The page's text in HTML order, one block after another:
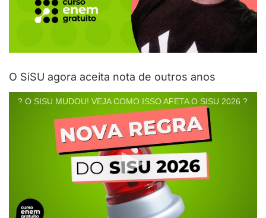
O SiSU agora aceita nota de outros anos
? O SISU MUDOU! VEJA COMO ISSO AFETA O SISU 2026 ?